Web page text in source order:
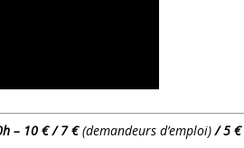
– 10 € / 7 €(demandeurs d’emploi)/ 5 €